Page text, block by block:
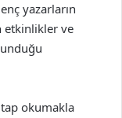
yazarların
etkinlikler ve
okumakla